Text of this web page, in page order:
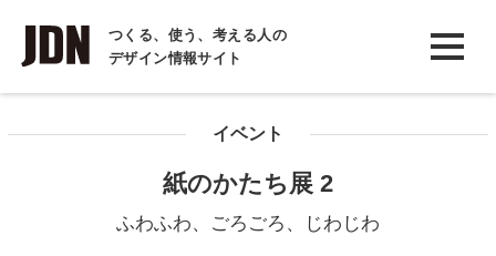
つくる、使う、考える人の
デザイン情報サイト
INTERVIEW
インタビュー
COLUMN
イベント
紙のかたち展 2
ふわふわ、ごろごろ、じわじわ